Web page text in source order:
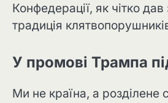
Конфедерації, як чітко
традиція
У промові Трампа
Ми не країна, а розділене